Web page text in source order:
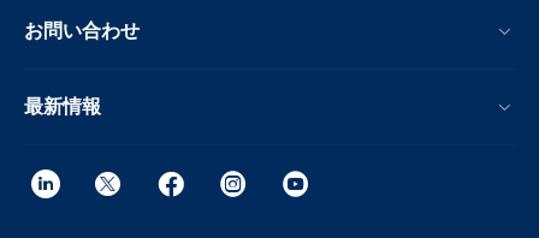
お問い合わせ
最新情報